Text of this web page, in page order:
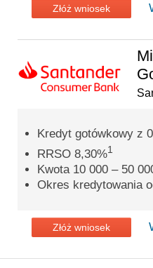
Złóż wniosek
Kredyt gotówkowy z
RRSO 8,30%1
Kwota 10 000 – 50
Okres kredytowania
Złóż wniosek